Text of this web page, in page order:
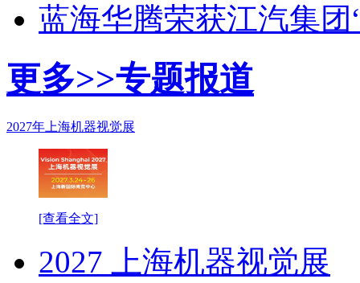
蓝海华腾荣获江汽集
更多>>专题报道
2027年上海机器视觉展
[查看全文]
2027 上海机器视觉展